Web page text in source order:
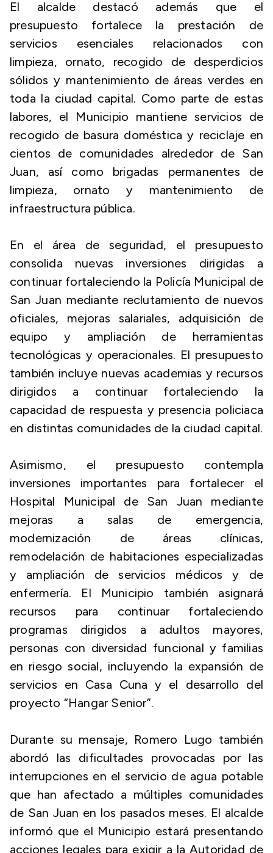
El alcalde destacó además que el
presupuesto fortalece la prestación de
servicios esenciales relacionados con
limpieza, ornato, recogido de desperdicios
sólidos y mantenimiento de áreas verdes en
toda la ciudad capital. Como parte de estas
labores, el Municipio mantiene servicios de
recogido de basura doméstica y reciclaje en
cientos de comunidades alrededor de San
Juan, así como brigadas permanentes de
limpieza, ornato y mantenimiento de
infraestructura pública.
En el área de seguridad, el presupuesto
consolida nuevas inversiones dirigidas a
continuar fortaleciendo la Policía Municipal de
San Juan mediante reclutamiento de nuevos
oficiales, mejoras salariales, adquisición de
equipo y ampliación de herramientas
tecnológicas y operacionales. El presupuesto
también incluye nuevas academias y recursos
dirigidos a continuar fortaleciendo la
capacidad de respuesta y presencia policiaca
en distintas comunidades de la ciudad capital.
Asimismo, el presupuesto contempla
inversiones importantes para fortalecer el
Hospital Municipal de San Juan mediante
mejoras a salas de emergencia,
modernización de áreas clínicas,
remodelación de habitaciones especializadas
y ampliación de servicios médicos y de
enfermería. El Municipio también asignará
recursos para continuar fortaleciendo
programas dirigidos a adultos mayores,
personas con diversidad funcional y familias
en riesgo social, incluyendo la expansión de
servicios en Casa Cuna y el desarrollo del
proyecto “Hangar Senior”.
Durante su mensaje, Romero Lugo también
abordó las dificultades provocadas por las
interrupciones en el servicio de agua potable
que han afectado a múltiples comunidades
de San Juan en los pasados meses. El alcalde
informó que el Municipio estará presentando
acciones legales para exigir a la Autoridad de